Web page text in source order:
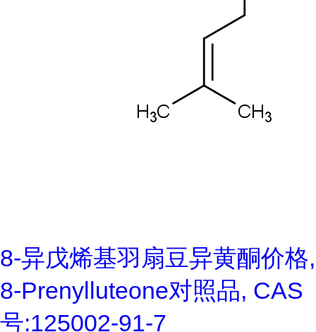
8-异戊烯基羽扇豆异黄酮价格,
8-Prenylluteone对照品, CAS
号:125002-91-7